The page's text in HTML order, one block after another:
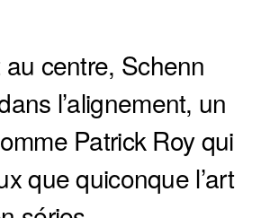
centre, Schenn
l’alignement, un
Patrick Roy qui
que quiconque l’art